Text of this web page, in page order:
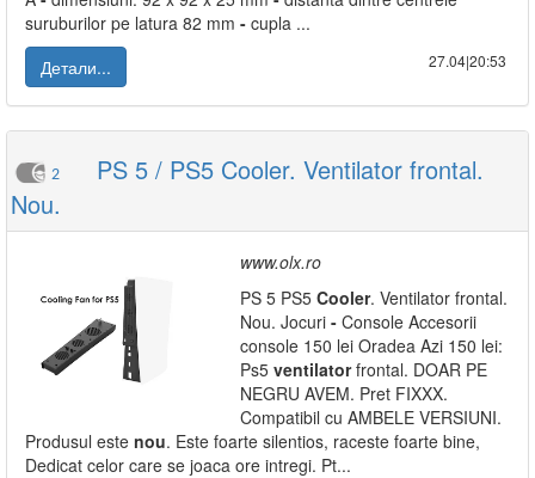
suruburilor pe latura 82 mm - cupla ...
Детали...
27.04|20:53
2
PS 5 / PS5 Cooler. Ventilator frontal.
Nou.
www.olx.ro
PS 5 PS5 Cooler. Ventilator frontal.
Nou. Jocuri - Console Accesorii
console 150 lei Oradea Azi 150 lei:
Ps5 ventilatorfrontal. DOAR PE
NEGRU AVEM. Pret FIXXX.
Compatibil cu AMBELE VERSIUNI.
Produsul este nou. Este foarte silentios, raceste foarte bine,
Dedicat celor care se joaca ore intregi. Pt...